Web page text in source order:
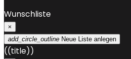
Wunschliste
×
add_circle_outline Neue Liste anlegen
((title))